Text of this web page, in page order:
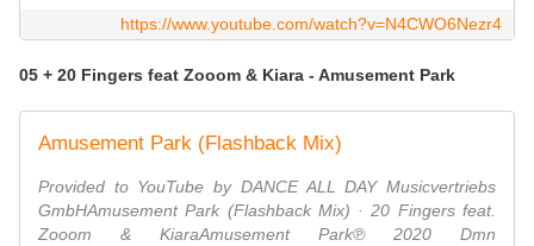
https://www.youtube.com/watch?v=N4CWO6Nezr4
05 + 20 Fingers feat Zooom & Kiara - Amusement Park
Amusement Park (Flashback Mix)
Provided to YouTube by DANCE ALL DAY Musicvertriebs
GmbHAmusement Park (Flashback Mix) · 20 Fingers feat.
Zooom & KiaraAmusement Park℗ 2020 Dmn